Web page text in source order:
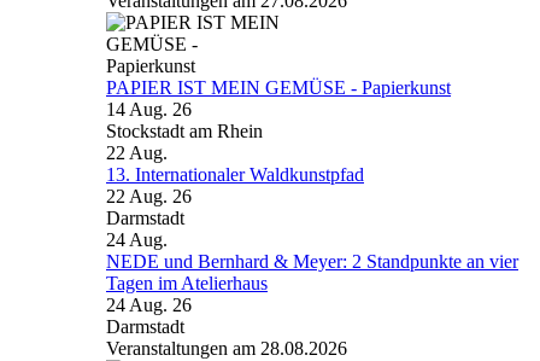
PAPIER IST MEIN GEMÜSE - Papierkunst
14 Aug. 26
Stockstadt am Rhein
22 Aug.
13. Internationaler Waldkunstpfad
22 Aug. 26
Darmstadt
24 Aug.
NEDE und Bernhard & Meyer: 2 Standpunkte an vier
Tagen im Atelierhaus
24 Aug. 26
Darmstadt
Veranstaltungen am 28.08.2026